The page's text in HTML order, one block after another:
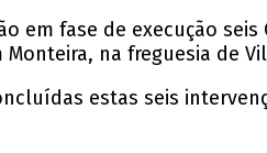
em fase de execução
Monteira, na freguesia de
estas seis